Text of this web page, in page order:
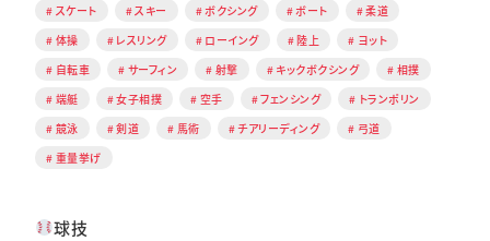
スケート スキー ボクシング ボート
柔道
体操
レスリング ローイング 陸上
ヨット
自転車
サーフィン 射撃 キックボクシング
相撲
端艇
女子相撲 空手 フェンシング
トランポリン
競泳
剣道 馬術 チアリーディング
弓道
重量挙げ
球技